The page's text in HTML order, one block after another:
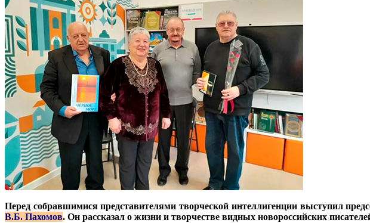
Перед собравшимися представителями творческой интеллигенции выступил
В.Б. Пахомов. Он рассказал о жизни и творчестве видных новороссийских